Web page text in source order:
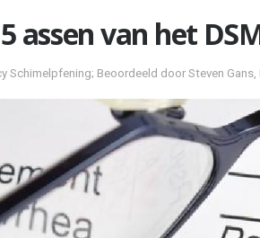
assen van het
Schimelpfening; Beoordeeld door Steven Gans,